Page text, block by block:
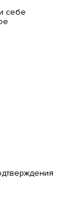
себе